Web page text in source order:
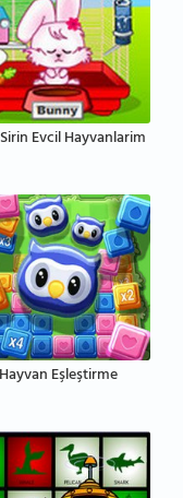
Evcil Hayvanlarim
Eşleştirme